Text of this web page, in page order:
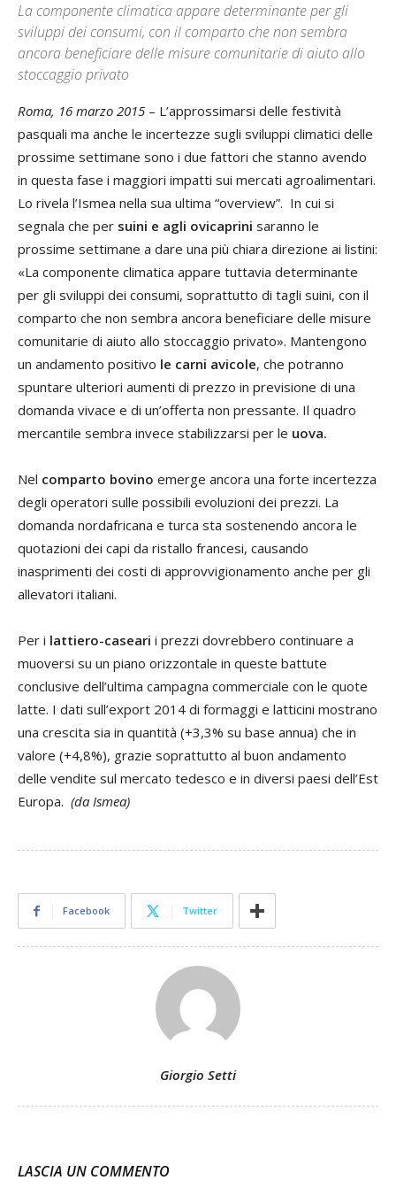
La componente climatica appare determinante per gli
sviluppi dei consumi, con il comparto che non sembra
ancora beneficiare delle misure comunitarie di aiuto allo
stoccaggio privato
Roma, 16 marzo 2015 – L’approssimarsi delle festività
pasquali ma anche le incertezze sugli sviluppi climatici delle
prossime settimane sono i due fattori che stanno avendo
in questa fase i maggiori impatti sui mercati agroalimentari.
Lo rivela l’Ismea nella sua ultima “overview”. In cui si
segnala che per suini e agli ovicaprini saranno le
prossime settimane a dare una più chiara direzione ai listini:
«La componente climatica appare tuttavia determinante
per gli sviluppi dei consumi, soprattutto di tagli suini, con il
comparto che non sembra ancora beneficiare delle misure
comunitarie di aiuto allo stoccaggio privato». Mantengono
un andamento positivo le carni avicole, che potranno
spuntare ulteriori aumenti di prezzo in previsione di una
domanda vivace e di un’offerta non pressante. Il quadro
mercantile sembra invece stabilizzarsi per le uova.
Nel comparto bovino emerge ancora una forte incertezza
degli operatori sulle possibili evoluzioni dei prezzi. La
domanda nordafricana e turca sta sostenendo ancora le
quotazioni dei capi da ristallo francesi, causando
inasprimenti dei costi di approvvigionamento anche per gli
allevatori italiani.
Per i lattiero-caseari i prezzi dovrebbero continuare a
muoversi su un piano orizzontale in queste battute
conclusive dell’ultima campagna commerciale con le quote
latte. I dati sull’export 2014 di formaggi e latticini mostrano
una crescita sia in quantità (+3,3% su base annua) che in
valore (+4,8%), grazie soprattutto al buon andamento
delle vendite sul mercato tedesco e in diversi paesi dell’Est
Europa. (da Ismea)
Facebook Twitter
Giorgio Setti
LASCIA UN COMMENTO